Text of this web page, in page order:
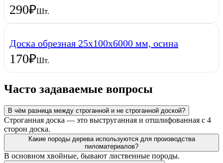
290₽Шт.
Доска обрезная 25х100х6000 мм, осина
170₽Шт.
Часто задаваемые вопросы
В чём разница между строганной и не строганной доской?
Строганная доска — это выструганная и отшлифованная с 4
сторон доска.
Какие породы дерева используются для производства
пиломатериалов?
В основном хвойные, бывают лиственные породы.